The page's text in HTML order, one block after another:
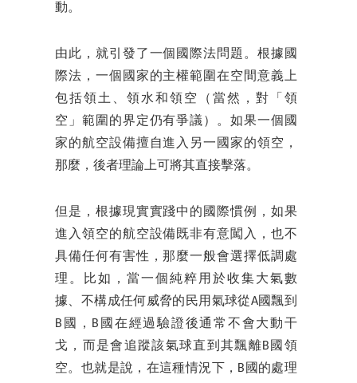
動。
由此，就引發了一個國際法問題。根據國
際法，一個國家的主權範圍在空間意義上
包括領土、領水和領空（當然，對「領
空」範圍的界定仍有爭議）。如果一個國
家的航空設備擅自進入另一國家的領空，
那麼，後者理論上可將其直接擊落。
但是，根據現實實踐中的國際慣例，如果
進入領空的航空設備既非有意闖入，也不
具備任何有害性，那麼一般會選擇低調處
理。比如，當一個純粹用於收集大氣數
據、不構成任何威脅的民用氣球從A國飄到
B國，B國在經過驗證後通常不會大動干
戈，而是會追蹤該氣球直到其飄離B國領
空。也就是說，在這種情況下，B國的處理